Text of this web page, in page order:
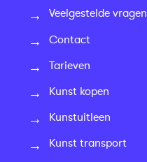
Veelgestelde vragen
Contact
Tarieven
Kunst kopen
Kunstuitleen
Kunst transport